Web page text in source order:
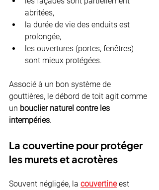
abritées,
la durée de vie des enduits est
prolongée,
les ouvertures (portes, fenêtres)
sont mieux protégées.
Associé à un bon système de
gouttières, le débord de toit agit comme
un bouclier naturel contre les
intempéries.
La couvertine pour protéger
les murets et acrotères
Souvent négligée, la couvertine est